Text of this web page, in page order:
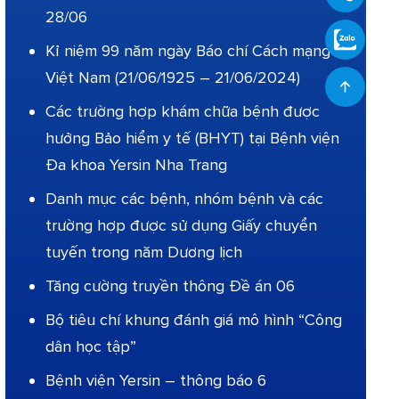
28/06
Kỉ niệm 99 năm ngày Báo chí Cách mạng
Việt Nam (21/06/1925 – 21/06/2024)
Các trường hợp khám chữa bệnh được
hưởng Bảo hiểm y tế (BHYT) tại Bệnh viện
Đa khoa Yersin Nha Trang
Danh mục các bệnh, nhóm bệnh và các
trường hợp được sử dụng Giấy chuyển
tuyến trong năm Dương lịch
Tăng cường truyền thông Đề án 06
Bộ tiêu chí khung đánh giá mô hình “Công
dân học tập”
Bệnh viện Yersin – thông báo 6